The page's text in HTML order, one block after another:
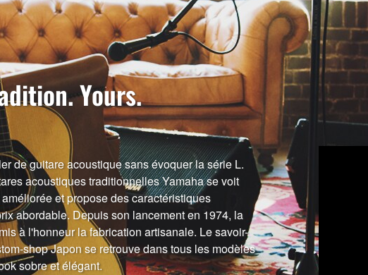
Yours.
de guitare acoustique sans évoquer la série L.
acoustiques traditionnelles Yamaha se voit
et propose des caractéristiques
abordable. Depuis son lancement en 1974, la
à l'honneur la fabrication artisanale. Le savoir-
shop Japon se retrouve dans tous les modèles
sobre et élégant.